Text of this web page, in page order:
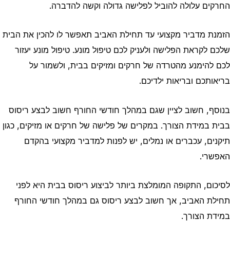
החרקים עלולה להוביל לפלישה גדולה וקשה להדברה.
הזמנת מדביר מקצועי עד תחילת האביב תאפשר לו להכין את הבית
שלכם לקראת הפלישה ולעניק לכם טיפול מונע. טיפול מונע יעזור
לכם להימנע מהטרדה של חרקים ומזיקים בבית, ולשמור על
בריאותכם ובריאות ילדיכם.
בנוסף, חשוב לציין שגם במהלך חודשי החורף חשוב לבצע ריסוס
בבית במידת הצורך. במקרים של פלישה של חרקים או מזיקים, כגון
תיקנים, עכברים או נמלים, יש לפנות למדביר מקצועי בהקדם
האפשרי.
לסיכום, התקופה המומלצת ביותר לביצוע ריסוס בבית היא לפני
תחילת האביב, אך חשוב לבצע ריסוס גם במהלך חודשי החורף
במידת הצורך.